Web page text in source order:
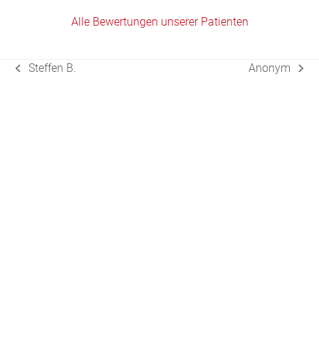
Alle Bewertungen unserer Patienten
vorheriger
Steffen B.
Nächster
Anonym